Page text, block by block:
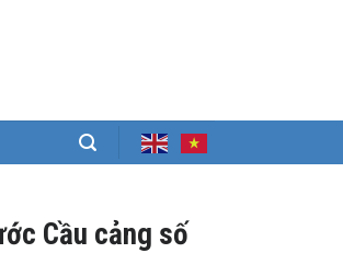
Cầu cảng số